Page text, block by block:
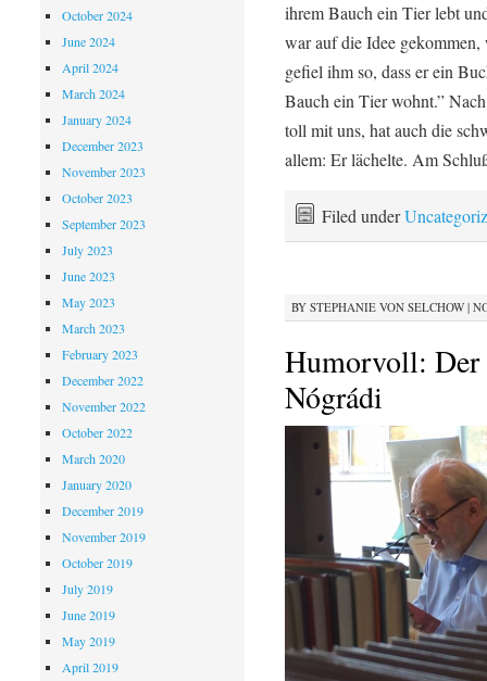
ihrem Bauch ein Tier lebt
war auf die Idee
gefiel ihm so, dass er ein
Bauch ein Tier wohnt.”
toll mit uns, hat auch die
allem: Er lächelte. Am
Filed under
BY STEPHANIE VON SELCHOW|
Humorvoll: Der
Nógrádi
October 2024
June 2024
April 2024
March 2024
January 2024
December 2023
November 2023
October 2023
September 2023
July 2023
June 2023
May 2023
March 2023
February 2023
December 2022
November 2022
October 2022
March 2020
January 2020
December 2019
November 2019
October 2019
July 2019
June 2019
May 2019
April 2019